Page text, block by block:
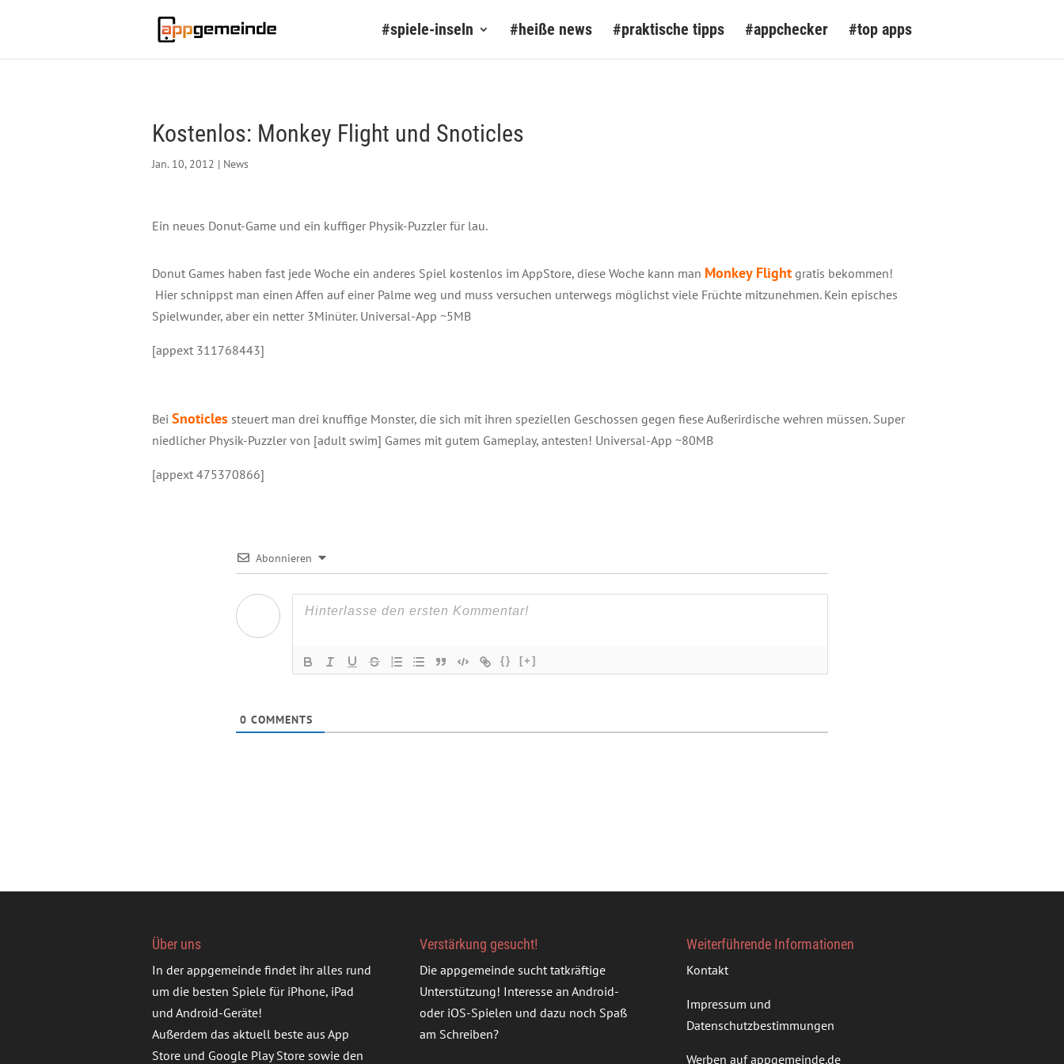
#spiele-inseln #heiße news #praktische tipps #appchecker #top apps
Kostenlos: Monkey Flight und Snoticles
Jan. 10, 2012 | News
Ein neues Donut-Game und ein kuffiger Physik-Puzzler für lau.
Donut Games haben fast jede Woche ein anderes Spiel kostenlos im AppStore, diese Woche kann man Monkey Flight gratis bekommen!
Hier schnippst man einen Affen auf einer Palme weg und muss versuchen unterwegs möglichst viele Früchte mitzunehmen. Kein episches
Spielwunder, aber ein netter 3Minüter. Universal-App ~5MB
[appext 311768443]
Bei Snoticles steuert man drei knuffige Monster, die sich mit ihren speziellen Geschossen gegen fiese Außerirdische wehren müssen. Super
niedlicher Physik-Puzzler von [adult swim] Games mit gutem Gameplay, antesten! Universal-App ~80MB
[appext 475370866]
Abonnieren
{} [+]
0 COMMENTS
Über uns
In der appgemeinde findet ihr alles rund
um die besten Spiele für iPhone, iPad
und Android-Geräte!
Außerdem das aktuell beste aus App
Store und Google Play Store sowie den
Verstärkung gesucht!
Die appgemeinde sucht tatkräftige
Unterstützung! Interesse an Android-
oder iOS-Spielen und dazu noch Spaß
am Schreiben?
Weiterführende Informationen
Kontakt
Impressum und
Datenschutzbestimmungen
Werben auf appgemeinde.de